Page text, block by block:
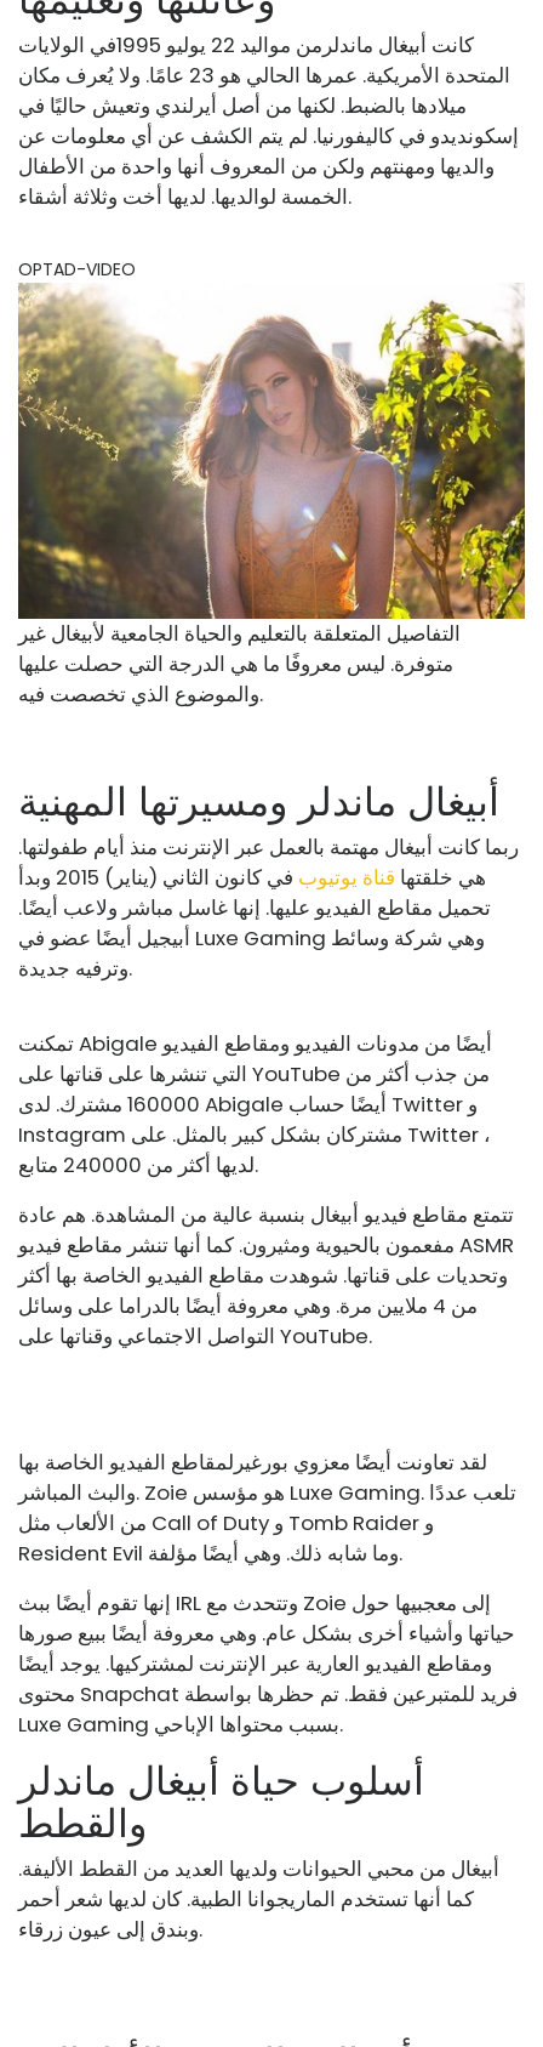
كانت أبيغال ماندلر من مواليد 22 يوليو 1995
في الولايات
المتحدة الأمريكية. عمرها الحالي هو 23 عامًا. ولا يُعرف مكان
ميلادها بالضبط. لكنها من أصل أيرلندي وتعيش حاليًا في
إسكونديدو في كاليفورنيا. لم يتم الكشف عن أي معلومات عن
والديها ومهنتهم ولكن من المعروف أنها واحدة من الأطفال
الخمسة لوالديها. لديها أخت وثلاثة أشقاء.
OPTAD-VIDEO
التفاصيل المتعلقة بالتعليم والحياة الجامعية لأبيغال غير
متوفرة. ليس معروفًا ما هي الدرجة التي حصلت عليها
والموضوع الذي تخصصت فيه.
أبيغال ماندلر ومسيرتها المهنية
ربما كانت أبيغال مهتمة بالعمل عبر الإنترنت منذ أيام طفولتها.
هي خلقتها قناة يوتيوب
في كانون الثاني (يناير) 2015 وبدأ
تحميل مقاطع الفيديو عليها. إنها غاسل مباشر ولاعب أيضًا.
أبيجيل أيضًا عضو في Luxe Gaming وهي شركة وسائط
وترفيه جديدة.
تمكنت Abigale أيضًا من مدونات الفيديو ومقاطع الفيديو
التي تنشرها على قناتها على YouTube من جذب أكثر من
160000 مشترك. لدى Abigale أيضًا حساب Twitter و
Instagram مشتركان بشكل كبير بالمثل. على Twitter ،
لديها أكثر من 240000 متابع.
تتمتع مقاطع فيديو أبيغال بنسبة عالية من المشاهدة. هم عادة
مفعمون بالحيوية ومثيرون. كما أنها تنشر مقاطع فيديو ASMR
وتحديات على قناتها. شوهدت مقاطع الفيديو الخاصة بها أكثر
من 4 ملايين مرة. وهي معروفة أيضًا بالدراما على وسائل
التواصل الاجتماعي وقناتها على YouTube.
لقد تعاونت أيضًا معزوي بورغير لمقاطع الفيديو الخاصة بها
والبث المباشر. Zoie هو مؤسس Luxe Gaming. تلعب عددًا
من الألعاب مثل Call of Duty و Tomb Raider و
Resident Evil وما شابه ذلك. وهي أيضًا مؤلفة.
إنها تقوم أيضًا ببث IRL وتتحدث مع Zoie إلى معجبيها حول
حياتها وأشياء أخرى بشكل عام. وهي معروفة أيضًا ببيع صورها
ومقاطع الفيديو العارية عبر الإنترنت لمشتركيها. يوجد أيضًا
محتوى Snapchat فريد للمتبرعين فقط. تم حظرها بواسطة
Luxe Gaming بسبب محتواها الإباحي.
أسلوب حياة أبيغال ماندلر
والقطط
أبيغال من محبي الحيوانات ولديها العديد من القطط الأليفة.
كما أنها تستخدم الماريجوانا الطبية. كان لديها شعر أحمر
وبندق إلى عيون زرقاء.